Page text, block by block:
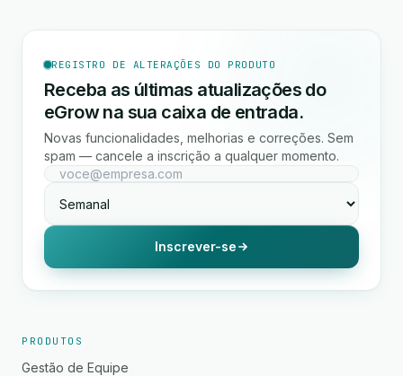
REGISTRO DE ALTERAÇÕES DO PRODUTO
Receba as últimas atualizações do
eGrow na sua caixa de entrada.
Novas funcionalidades, melhorias e correções. Sem
spam — cancele a inscrição a qualquer momento.
Inscrever-se
PRODUTOS
Gestão de Equipe